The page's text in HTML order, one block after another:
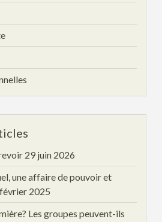
29 juin 2026
une affaire de pouvoir et
2025
Les groupes peuvent-ils